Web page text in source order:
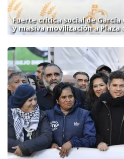
Fuerte crítica social de García
y masiva movilización a Plaza